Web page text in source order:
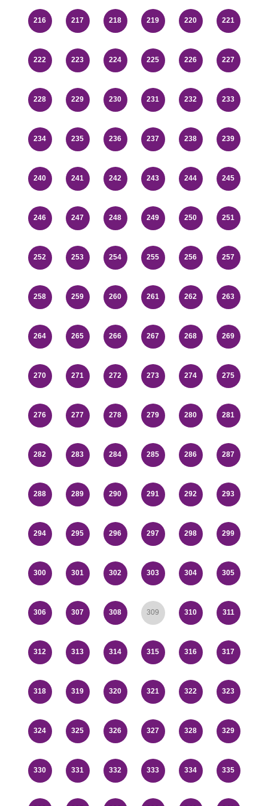
216 217 218 219 220 221
222 223 224 225 226 227
228 229 230 231 232 233
234 235 236 237 238 239
240 241 242 243 244 245
246 247 248 249 250 251
252 253 254 255 256 257
258 259 260 261 262 263
264 265 266 267 268 269
270 271 272 273 274 275
276 277 278 279 280 281
282 283 284 285 286 287
288 289 290 291 292 293
294 295 296 297 298 299
300 301 302 303 304 305
306 307 308 309 310 311
312 313 314 315 316 317
318 319 320 321 322 323
324 325 326 327 328 329
330 331 332 333 334 335